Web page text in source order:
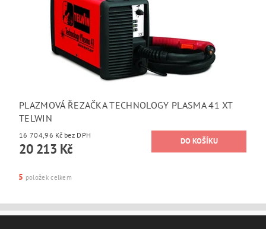
PLAZMOVÁ ŘEZAČKA TECHNOLOGY PLASMA 41 XT
TELWIN
16 704,96 Kč bez DPH
20 213 Kč
5 položek celkem